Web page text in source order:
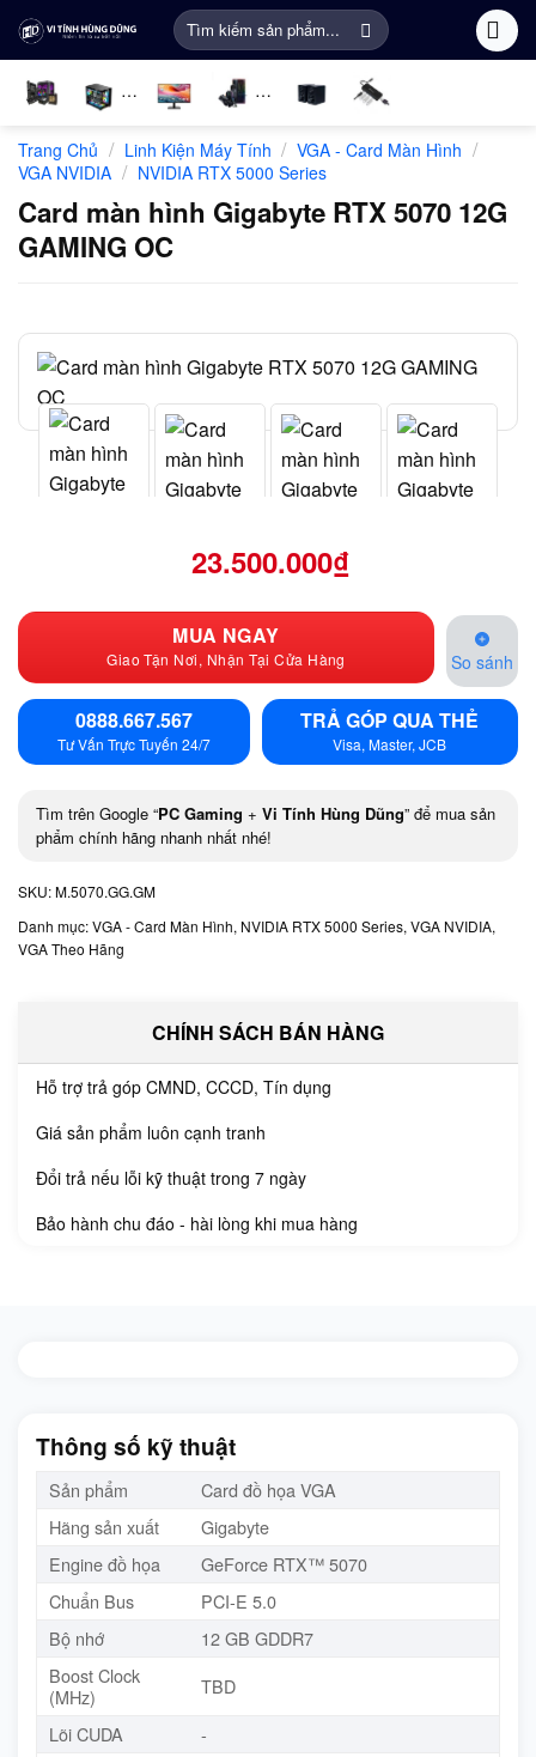
qua
dung
Tìm
kiếm:
kiện
máy
tính
Gaming
Hình
Máy
Tính
Gear
thanh
Kiện
Trang Chủ / Linh Kiện Máy Tính / VGA - Card Màn Hình /
VGA NVIDIA / NVIDIA RTX 5000 Series
Card màn hình Gigabyte RTX 5070 12G
GAMING OC
23.500.000₫
MUA NGAY
Giao Tận Nơi, Nhận Tại Cửa Hàng So sánh
0888.667.567
Tư Vấn Trực Tuyến 24/7
TRẢ GÓP QUA THẺ
Visa, Master, JCB
Tìm trên Google “PC Gaming + Vi Tính Hùng Dũng” để mua sản
phẩm chính hãng nhanh nhất nhé!
SKU:M.5070.GG.GM
Danh mục:VGA - Card Màn Hình, NVIDIA RTX 5000 Series, VGA NVIDIA,
VGA Theo Hãng
CHÍNH SÁCH BÁN HÀNG
Hỗ trợ trả góp CMND, CCCD, Tín dụng
Giá sản phẩm luôn cạnh tranh
Đổi trả nếu lỗi kỹ thuật trong 7 ngày
Bảo hành chu đáo - hài lòng khi mua hàng
Thông số kỹ thuật
Sản phẩm
Card đồ họa VGA
Hãng sản xuất
Gigabyte
Engine đồ họa
GeForce RTX™ 5070
Chuẩn Bus
PCI-E 5.0
Bộ nhớ
12 GB GDDR7
Boost Clock
(MHz)
TBD
Lõi CUDA
-